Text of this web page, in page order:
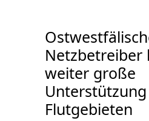
Netzbetreiber
weiter große
Flutgebieten